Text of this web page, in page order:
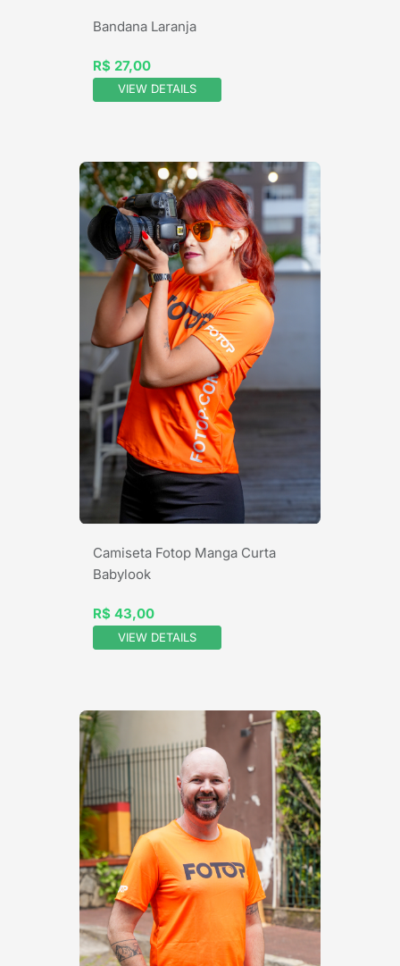
Bandana Laranja
R$ 27,00
VIEW DETAILS
Camiseta Fotop Manga Curta
Babylook
R$ 43,00
VIEW DETAILS